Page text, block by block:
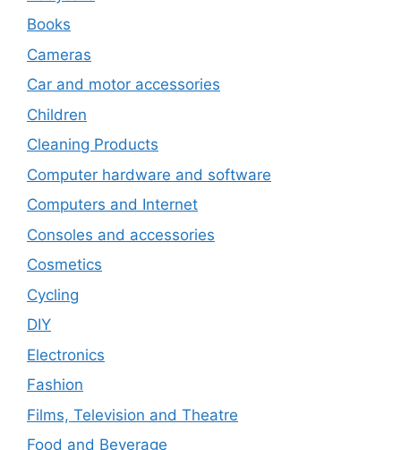
Books
Cameras
Car and motor accessories
Children
Cleaning Products
Computer hardware and software
Computers and Internet
Consoles and accessories
Cosmetics
Cycling
DIY
Electronics
Fashion
Films, Television and Theatre
Food and Beverage